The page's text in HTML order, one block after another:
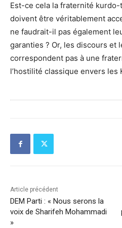
Est-ce cela la fraternité
doivent être véritablement
ne faudrait-il pas également
garanties ? Or, les discours et
correspondent pas à une
l’hostilité classique envers les
Article précédent
DEM Parti : « Nous serons la
voix de Sharifeh Mohammadi
»